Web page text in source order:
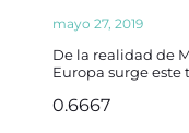
mayo 27, 2019
De la realidad de
Europa surge este